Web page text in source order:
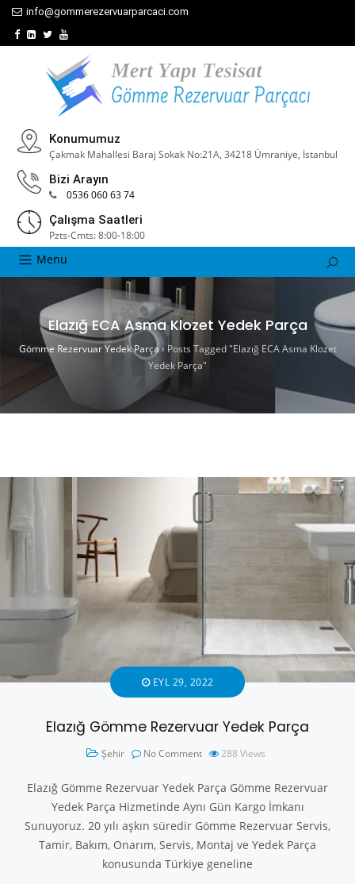
info@gommerezervuarparcaci.com
Konumumuz
Çakmak Mahallesi Baraj Sokak No:21A, 34218 Ümraniye, İstanbul
Bizi Arayın
0536 060 63 74
Çalışma Saatleri
Pzts-Cmts: 8:00-18:00
Menu
Elazığ ECA Asma Klozet Yedek Parça
Gömme Rezervuar Yedek Parça› Posts Tagged "Elazığ ECA Asma Klozet
Yedek Parça"
EYL 29, 2022
Elazığ Gömme Rezervuar Yedek Parça
Şehir No Comment 288 Views
Elazığ Gömme Rezervuar Yedek Parça Gömme Rezervuar
Yedek Parça Hizmetinde Aynı Gün Kargo İmkanı
Sunuyoruz. 20 yılı aşkın süredir Gömme Rezervuar Servis,
Tamir, Bakım, Onarım, Servis, Montaj ve Yedek Parça
konusunda Türkiye geneline